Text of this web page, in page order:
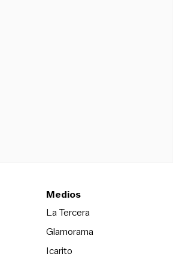
Medios
La TerceraOpens in new
Glamorama
Icarito